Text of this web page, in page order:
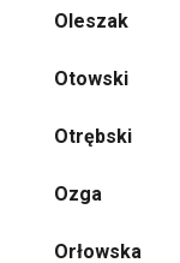
Oleszak
Otowski
Otrębski
Ozga
Orłowska